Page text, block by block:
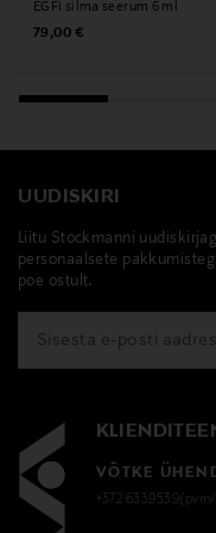
stanley, termostass,
teras
EGFi silma seerum 6 ml
Original Price
79,00 €
UUDISKIRI
Liitu Stockmanni
personaalsete
poe ostult.
VÕTKE
+372